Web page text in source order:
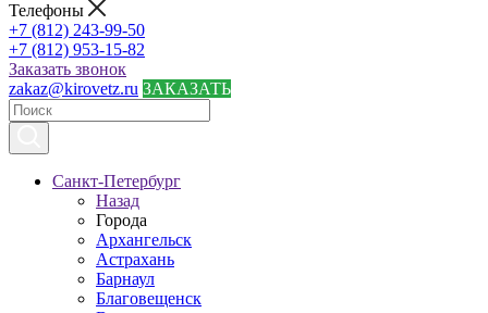
Телефоны
+7 (812) 243-99-50
+7 (812) 953-15-82
Заказать звонок
zakaz@kirovetz.ru ЗАКАЗАТЬ
Санкт-Петербург
Назад
Города
Архангельск
Астрахань
Барнаул
Благовещенск